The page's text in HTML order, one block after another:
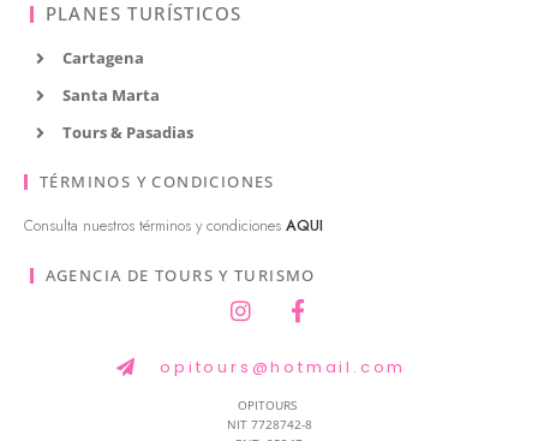
PLANES TURÍSTICOS
Cartagena
Santa Marta
Tours & Pasadias
TÉRMINOS Y CONDICIONES
Consulta nuestros términos y condiciones AQUI
AGENCIA DE TOURS Y TURISMO
opitours@hotmail.com
OPITOURS
NIT 7728742-8